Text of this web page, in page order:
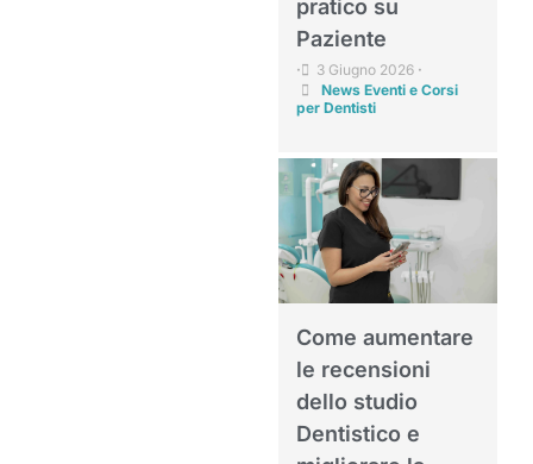
pratico su
Paziente
• 3 Giugno 2026 •
News Eventi e Corsi
per Dentisti
Come aumentare
le recensioni
dello studio
Dentistico e